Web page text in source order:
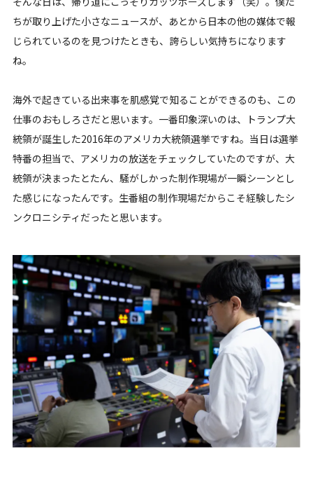
ちが取り上げた小さなニュースが、あとから日本の他の媒体で報
じられているのを見つけたときも、誇らしい気持ちになります
ね。
海外で起きている出来事を肌感覚で知ることができるのも、この
仕事のおもしろさだと思います。一番印象深いのは、トランプ大
統領が誕生した2016年のアメリカ大統領選挙ですね。当日は選挙
特番の担当で、アメリカの放送をチェックしていたのですが、大
統領が決まったとたん、騒がしかった制作現場が一瞬シーンとし
た感じになったんです。生番組の制作現場だからこそ経験したシ
ンクロニシティだったと思います。